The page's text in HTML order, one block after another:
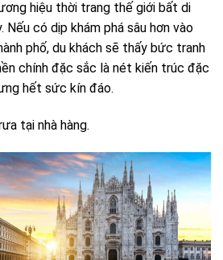
hiệu thời trang thế giới bất di
Nếu có dịp khám phá sâu hơn vào
phố, du khách sẽ thấy bức tranh
chính đặc sắc là nét kiến trúc đặc
hết sức kín đáo.
tại nhà hàng.